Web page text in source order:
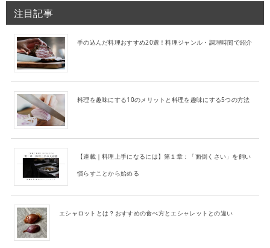
注目記事
手の込んだ料理おすすめ20選！料理ジャンル・調理時間で紹介
料理を趣味にする10のメリットと料理を趣味にする5つの方法
【連載｜料理上手になるには】第１章：「面倒くさい」を飼い
慣らすことから始める
エシャロットとは？おすすめの食べ方とエシャレットとの違い